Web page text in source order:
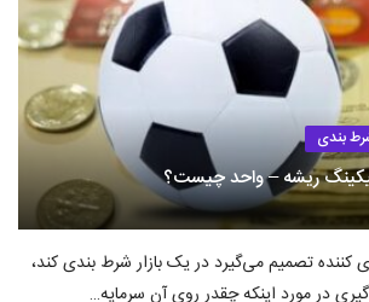
بندی
ریشه – واحد چیست؟
تصمیم می‌گیرد در یک بازار شرط بندی کند،
در مورد اینکه چقدر روی آن سرمایه…